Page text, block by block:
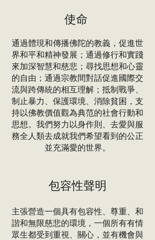
使命
通過體現和傳播佛陀的教義，促進世
界和平和精神發展；通過修行和實踐
來加深智慧和慈悲；尋找思想和心靈
的自由；通過宗教間對話促進國際交
流與跨傳統的相互理解；抵制戰爭、
制止暴力、保護環境、消除貧困，支
持以佛教價值觀為典范的社會行動和
思想。我們努力以身作則、去愛與服
務全人類去成就我們希望看到的公正
並充滿愛的世界。
包容性聲明
主張營造一個具有包容性、尊重、和
諧和無限慈悲的環境，一個所有有情
眾生都受到重視、關心，並有機會與